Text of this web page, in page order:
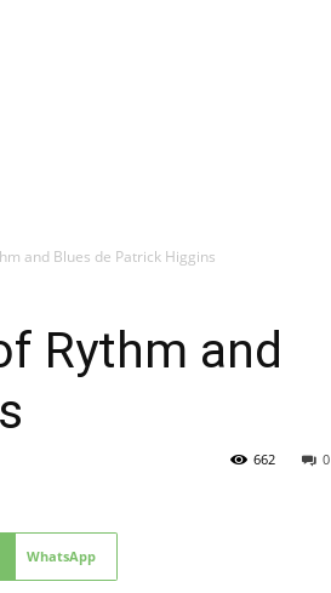
and Blues de Patrick Higgins
Rythm and
0
662
WhatsApp